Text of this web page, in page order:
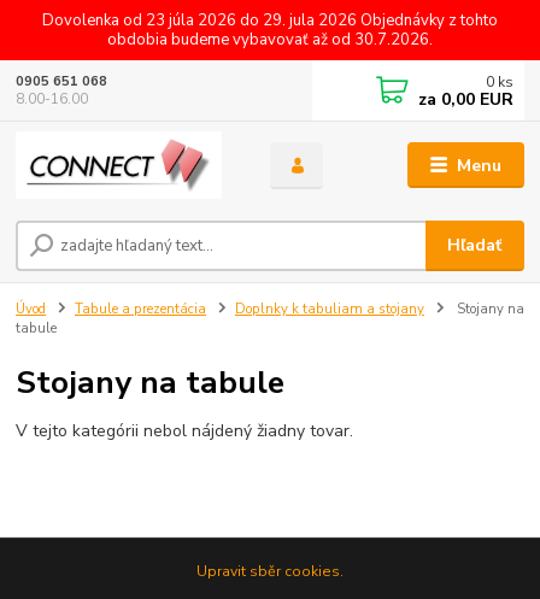
Dovolenka od 23 júla 2026 do 29. jula 2026 Objednávky z tohto
obdobia budeme vybavovať až od 30.7.2026.
Menu
Hľadať
0905 651 068
8.00-16.00
0 ks
za 0,00 EUR
Úvod Tabule a prezentácia Doplnky k tabuliam a stojany
Stojany na
tabule
Stojany na tabule
V tejto kategórii nebol nájdený žiadny tovar.
Upravit sběr cookies.